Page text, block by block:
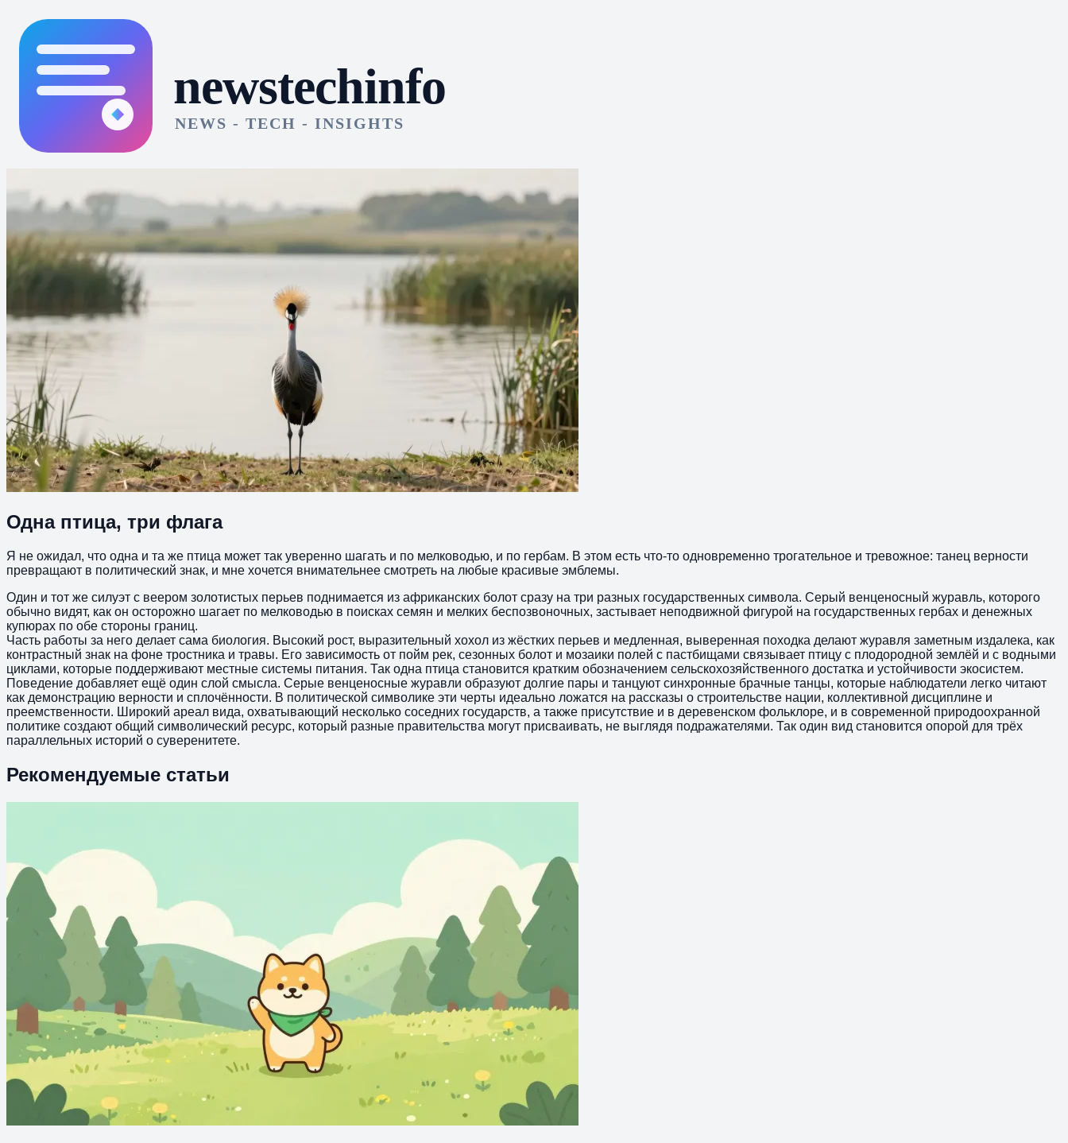
Одна птица, три флага
Я не ожидал, что одна и та же птица может так уверенно шагать и по мелководью, и по гербам. В этом есть что‑то одновременно трогательное и тревожное: танец верности
превращают в политический знак, и мне хочется внимательнее смотреть на любые красивые эмблемы.
Один и тот же силуэт с веером золотистых перьев поднимается из африканских болот сразу на три разных государственных символа. Серый венценосный журавль, которого
обычно видят, как он осторожно шагает по мелководью в поисках семян и мелких беспозвоночных, застывает неподвижной фигурой на государственных гербах и денежных
купюрах по обе стороны границ.
Часть работы за него делает сама биология. Высокий рост, выразительный хохол из жёстких перьев и медленная, выверенная походка делают журавля заметным издалека, как
контрастный знак на фоне тростника и травы. Его зависимость от пойм рек, сезонных болот и мозаики полей с пастбищами связывает птицу с плодородной землёй и с водными
циклами, которые поддерживают местные системы питания. Так одна птица становится кратким обозначением сельскохозяйственного достатка и устойчивости экосистем.
Поведение добавляет ещё один слой смысла. Серые венценосные журавли образуют долгие пары и танцуют синхронные брачные танцы, которые наблюдатели легко читают
как демонстрацию верности и сплочённости. В политической символике эти черты идеально ложатся на рассказы о строительстве нации, коллективной дисциплине и
преемственности. Широкий ареал вида, охватывающий несколько соседних государств, а также присутствие и в деревенском фольклоре, и в современной природоохранной
политике создают общий символический ресурс, который разные правительства могут присваивать, не выглядя подражателями. Так один вид становится опорой для трёх
параллельных историй о суверенитете.
Рекомендуемые статьи